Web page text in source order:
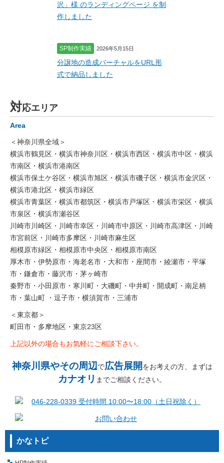
沢」様 のランディングページ を制
作しました
SP制作実績 2026年5月15日
分譲地の造成バーチャルをURL形
式で納品しました
対応エリア
Area
＜神奈川県全域＞
横浜市鶴見区・横浜市神奈川区・横浜市西区・横浜市中区・横浜
市南区・横浜市港南区
横浜市保土ケ谷区・横浜市旭区・横浜市磯子区・横浜市金沢区・
横浜市港北区・横浜市緑区
横浜市青葉区・横浜市都筑区・横浜市戸塚区・横浜市栄区・横浜
市泉区・横浜市瀬谷区
川崎市川崎区・川崎市幸区・川崎市中原区・川崎市高津区・川崎
市宮前区・川崎市多摩区・川崎市麻生区
相模原市緑区・相模原市中央区・相模原市南区
厚木市・伊勢原市・海老名市・大和市・座間市・綾瀬市・平塚
市・鎌倉市・藤沢市・茅ヶ崎市
秦野市・小田原市・寒川町・大磯町・中井町・開成町・南足柄
市・葉山町 ・逗子市・横須賀市・三浦市
＜東京都＞
町田市・多摩地区・東京23区
上記以外の場合もお気軽にご相談下さい。
神奈川県やその周辺で広告展開 をお考えの方、まずは
カナオリ までご相談ください。
かなトピ